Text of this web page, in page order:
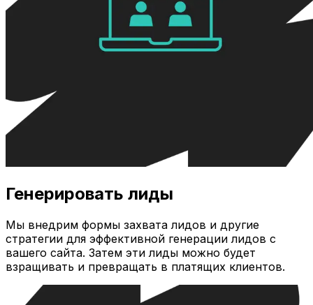
Генерировать лиды
Мы внедрим формы захвата лидов и другие
стратегии для эффективной генерации лидов с
вашего сайта. Затем эти лиды можно будет
взращивать и превращать в платящих клиентов.